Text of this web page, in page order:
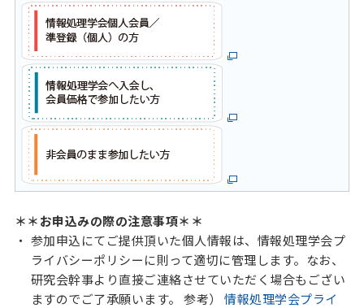
＊＊お申込みの際の注意事項＊＊
参加申込にてご提供頂いた個人情報は、情報処理学会プ
ライバシーポリシーに則って適切に管理します。なお、
研究会幹事より直接ご連絡させていただく場合もござい
ますのでご了承願います。 参考）情報処理学会プライ